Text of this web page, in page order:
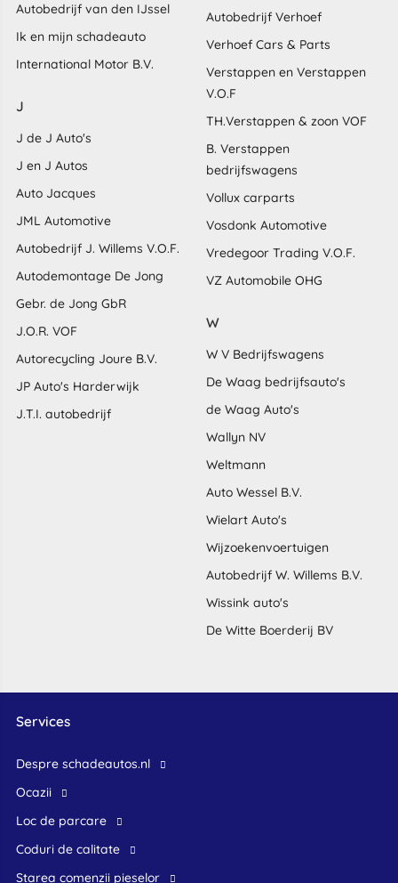
Autobedrijf van den IJssel
Ik en mijn schadeauto
International Motor B.V.
J
J de J Auto's
J en J Autos
Auto Jacques
JML Automotive
Autobedrijf J. Willems V.O.F.
Autodemontage De Jong
Gebr. de Jong GbR
J.O.R. VOF
Autorecycling Joure B.V.
JP Auto's Harderwijk
J.T.I. autobedrijf
Autobedrijf Verhoef
Verhoef Cars & Parts
Verstappen en Verstappen
V.O.F
TH.Verstappen & zoon VOF
B. Verstappen
bedrijfswagens
Vollux carparts
Vosdonk Automotive
Vredegoor Trading V.O.F.
VZ Automobile OHG
W
W V Bedrijfswagens
De Waag bedrijfsauto's
de Waag Auto's
Wallyn NV
Weltmann
Auto Wessel B.V.
Wielart Auto's
Wijzoekenvoertuigen
Autobedrijf W. Willems B.V.
Wissink auto's
De Witte Boerderij BV
Services
Despre schadeautos.nl
Ocazii
Loc de parcare
Coduri de calitate
Starea comenzii pieselor